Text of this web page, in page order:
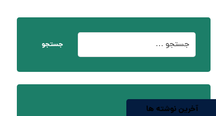
جستجو
آخرین نوشته ها